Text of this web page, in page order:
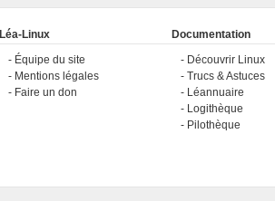
Léa-Linux
Équipe du site
Mentions légales
Faire un don
Documentation
Découvrir Linux
Trucs & Astuces
Léannuaire
Logithèque
Pilothèque